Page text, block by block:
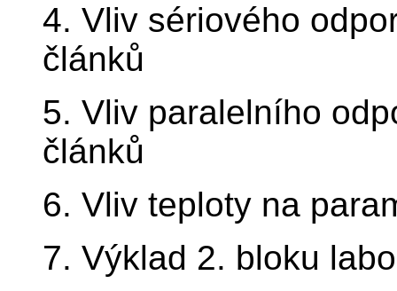
4. Vliv sériového
článků
5. Vliv paralelního
článků
6. Vliv teploty na
7. Výklad 2. bloku